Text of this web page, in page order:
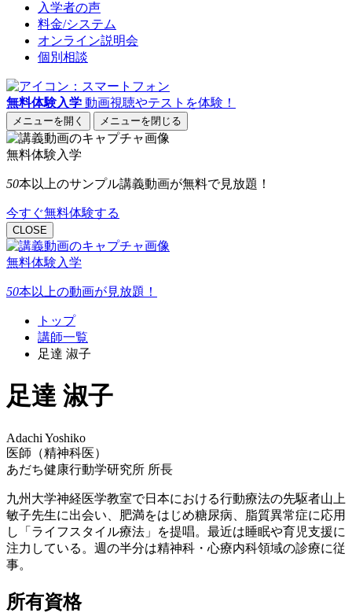
入学者の声
料金/システム
オンライン説明会
個別相談
無料体験入学 動画視聴やテストを体験！
メニューを開く メニューを閉じる
無料体験入学
50本以上のサンプル講義動画が無料で見放題！
今すぐ無料体験する
CLOSE
無料体験入学
50本以上の動画が見放題！
トップ
講師一覧
足達 淑子
足達 淑子
Adachi Yoshiko
医師（精神科医）
あだち健康行動学研究所 所長
九州大学神経医学教室で日本における行動療法の先駆者山上
敏子先生に出会い、肥満をはじめ糖尿病、脂質異常症に応用
し「ライフスタイル療法」を提唱。最近は睡眠や育児支援に
注力している。週の半分は精神科・心療内科領域の診療に従
事。
所有資格